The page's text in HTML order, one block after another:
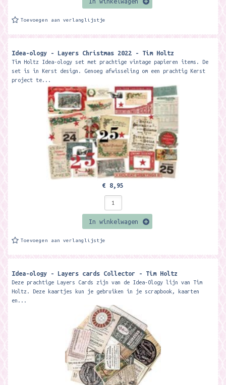
Toevoegen aan verlanglijstje
Idea-ology - Layers Christmas 2022 - Tim Holtz
Tim Holtz Idea-ology set met prachtige vintage papieren items. De
set is in Kerst design. Genoeg afwisseling om een prachtig Kerst
project te...
€ 8,95
In winkelwagen
Toevoegen aan verlanglijstje
Idea-ology - Layers cards Collector - Tim Holtz
Deze prachtige Layers Cards zijn van de Idea-Ology lijn van Tim
Holtz. Deze kaartjes kun je gebruiken in je scrapbook, kaarten
en...